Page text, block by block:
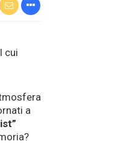
cui
a